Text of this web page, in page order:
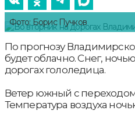
Фото: Борис Пучков
По прогнозу
будет облачно. Снег,
дорогах гололедица.
Ветер южный с
Температура воздуха